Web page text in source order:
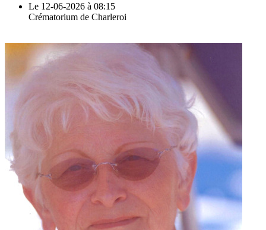
Le 12-06-2026 à 08:15
Crématorium de Charleroi